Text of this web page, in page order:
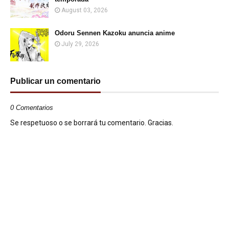
August 03, 2026
Odoru Sennen Kazoku anuncia anime
July 29, 2026
Publicar un comentario
0 Comentarios
Se respetuoso o se borrará tu comentario. Gracias.